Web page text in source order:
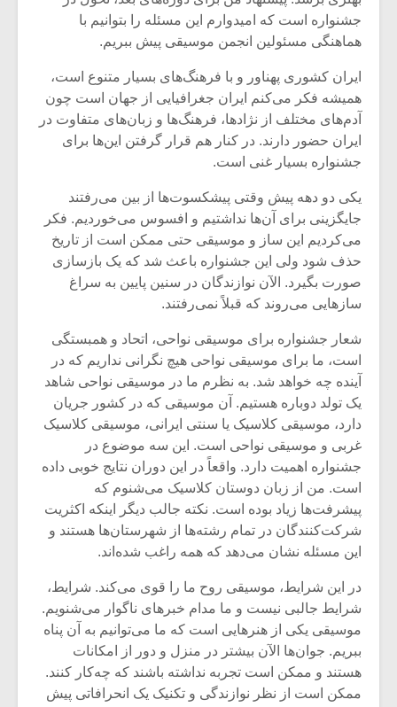
جشنواره است که امیدوارم این مسئله را بتوانیم با
هماهنگی مسئولین انجمن موسیقی پیش ببریم.
ایران کشوری پهناور و با فرهنگ‌های بسیار متنوع است،
همیشه فکر می‌کنم ایران جغرافیایی از جهان است چون
آدم‌های مختلف از نژادها، فرهنگ‌ها و زبان‌های متفاوت در
ایران حضور دارند. در کنار هم قرار گرفتن این‌ها برای
جشنواره بسیار غنی است.
یکی دو دهه پیش وقتی پیشکسوت‌ها از بین می‌رفتند
جایگزینی برای آن‌ها نداشتیم و افسوس می‌خوردیم. فکر
می‌کردیم این ساز و موسیقی حتی ممکن است از تاریخ
حذف شود ولی این جشنواره باعث شد که یک بازسازی
صورت بگیرد. الآن نوازندگان در سنین پایین به سراغ
سازهایی می‌روند که قبلاً نمی‌رفتند.
شعار جشنواره برای موسیقی نواحی، اتحاد و همبستگی
است، ما برای موسیقی نواحی هیچ نگرانی نداریم که در
آینده چه خواهد شد. به نظرم ما در موسیقی نواحی شاهد
یک تولد دوباره هستیم. آن موسیقی که در کشور جریان
دارد، موسیقی کلاسیک یا سنتی ایرانی، موسیقی کلاسیک
غربی و موسیقی نواحی است. این سه موضوع در
جشنواره اهمیت دارد. واقعاً در این دوران نتایج خوبی داده
است. من از زبان دوستان کلاسیک می‌شنوم که
پیشرفت‌ها زیاد بوده است. نکته جالب دیگر اینکه اکثریت
شرکت‌کنندگان در تمام رشته‌ها از شهرستان‌ها هستند و
این مسئله نشان می‌دهد که همه راغب شده‌اند.
در این شرایط، موسیقی روح ما را قوی می‌کند. شرایط،
شرایط جالبی نیست و ما مدام خبرهای ناگوار می‌شنویم.
موسیقی یکی از هنرهایی است که ما می‌توانیم به آن پناه
ببریم. جوان‌ها الآن بیشتر در منزل و دور از امکانات
هستند و ممکن است تجربه نداشته باشند که چه‌کار کنند.
ممکن است از نظر نوازندگی و تکنیک یک انحرافاتی پیش